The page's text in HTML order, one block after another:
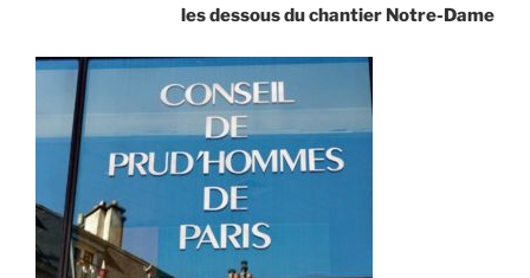
les dessous du chantier Notre-Dame